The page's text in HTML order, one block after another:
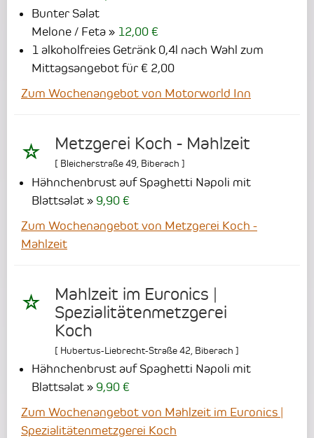
Bunter Salat
Melone / Feta
12,00 €
1 alkoholfreies Getränk 0,4l nach Wahl zum
Mittagsangebot für € 2,00
Zum Wochenangebot von Motorworld Inn
Metzgerei Koch - Mahlzeit
[ Bleicherstraße 49 Biberach ]
Hähnchenbrust auf Spaghetti Napoli mit
Blattsalat
9,90 €
Zum Wochenangebot von Metzgerei Koch -
Mahlzeit
Mahlzeit im Euronics |
Spezialitätenmetzgerei
Koch
[ Hubertus-Liebrecht-Straße 42 Biberach ]
Hähnchenbrust auf Spaghetti Napoli mit
Blattsalat
9,90 €
Zum Wochenangebot von Mahlzeit im Euronics |
Spezialitätenmetzgerei Koch